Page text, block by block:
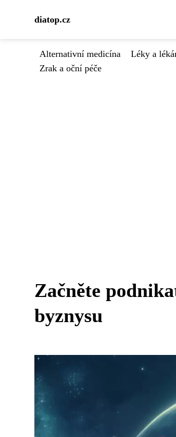
diatop.cz
Alternativní medicína Léky a
Zrak a oční péče
Začněte
byznysu